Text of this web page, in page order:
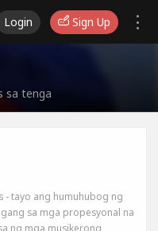
Login Sign Up
sa tenga
- tayo ang humuhubog ng
sa mga propesyonal na
ng mga musikerong